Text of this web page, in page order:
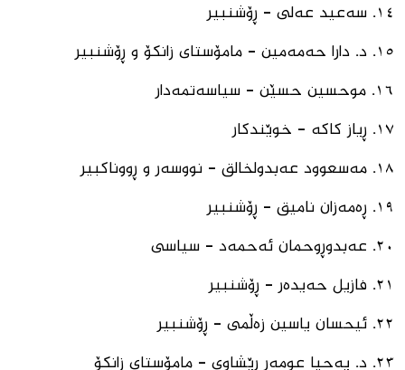
١٤. ⁠سەعید عەلی - ڕۆشنبیر
١٥. ⁠د. دارا حەمەمین - مامۆستای زانكۆ و ڕۆشنبیر
١٦. ⁠موحسین حسێن - سیاسەتمەدار
١٧. ⁠ڕیاز كاكە - خوێندكار
١٨. ⁠مەسعوود عەبدولخالق - نووسەر و ڕووناكبیر
١٩. ⁠ڕەمەزان نامیق - ڕۆشنبیر
٢٠. ⁠عەبدوڕوحمان ئەحمەد - سیاسی
٢١. ⁠فازیل حەیدەر - ڕۆشنبیر
٢٢. ⁠ئیحسان یاسین زەڵمی - ڕۆشنبیر
٢٣. ⁠د. یەحیا عومەر ڕێشاوی - مامۆستای زانكۆ